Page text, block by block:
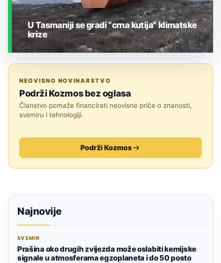
U Tasmaniji se gradi “crna kutija” klimatske
krize
NEOVISNO NOVINARSTVO
Podrži Kozmos bez oglasa
Članstvo pomaže financirati neovisne priče o znanosti,
svemiru i tehnologiji.
Podrži Kozmos
Najnovije
SVEMIR
Prašina oko drugih zvijezda može oslabiti kemijske
signale u atmosferama egzoplaneta i do 50 posto